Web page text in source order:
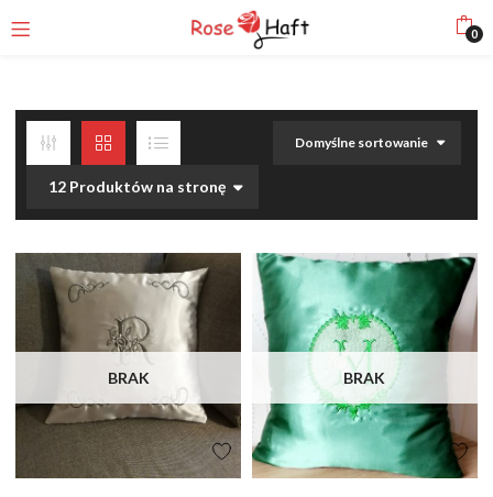
0
Domyślne sortowanie
12 Produktów na stronę
BRAK BRAK